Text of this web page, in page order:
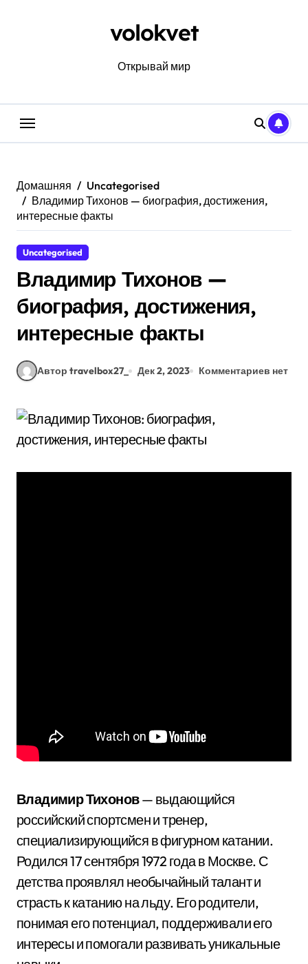
volokvet
Открывай мир
Домашняя
Uncategorised
Владимир Тихонов — биография, достижения,
интересные факты
Uncategorised
Владимир Тихонов —
биография, достижения,
интересные факты
Автор travelbox27_ Дек 2, 2023 Комментариев нет
Владимир Тихонов— выдающийся
российский спортсмен и тренер,
специализирующийся в фигурном катании.
Родился 17 сентября 1972 года в Москве. С
детства проявлял необычайный талант и
страсть к катанию на льду. Его родители,
понимая его потенциал, поддерживали его
интересы и помогали развивать уникальные